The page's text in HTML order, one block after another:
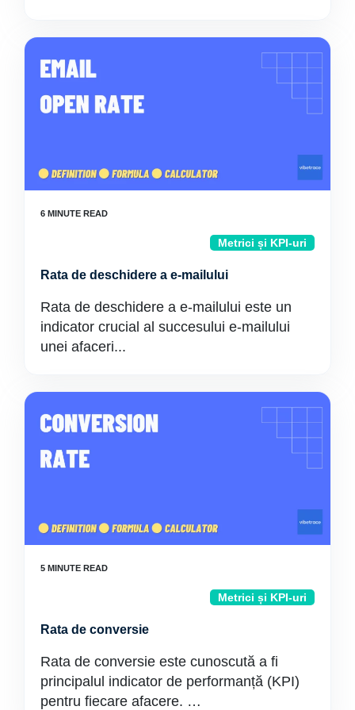
Metrici și KPI-uri
Rata de deschidere a e-mailului
Rata de deschidere a e-mailului este un
indicator crucial al succesului e-mailului
unei afaceri...
Metrici și KPI-uri
Rata de conversie
Rata de conversie este cunoscută a fi
principalul indicator de performanță (KPI)
pentru fiecare afacere. …